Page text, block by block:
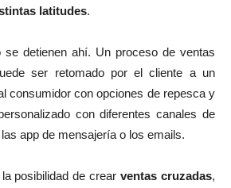
latitudes.
se detienen ahí. Un proceso de ventas
ser retomado por el cliente a un
consumidor con opciones de repesca y
con diferentes canales de
app de mensajería o los emails.
posibilidad de crearventas cruzadas,